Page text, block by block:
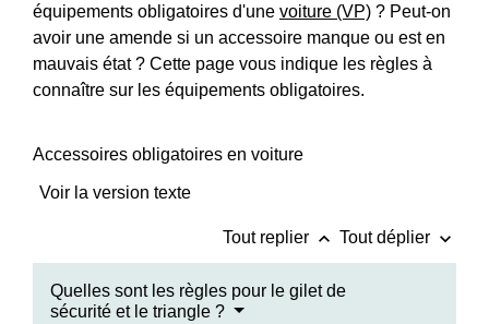
équipements obligatoires d'une voiture (VP) ? Peut-on
avoir une amende si un accessoire manque ou est en
mauvais état ? Cette page vous indique les règles à
connaître sur les équipements obligatoires.
Accessoires obligatoires en voiture
Voir la version texte
Tout replier keyboard_arrow_up Tout déplier keyboard_arrow_down
Quelles sont les règles pour le gilet de
sécurité et le triangle ?